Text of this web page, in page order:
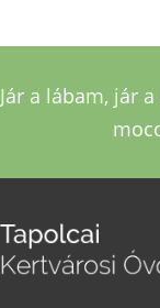
Jár a lábam, jár